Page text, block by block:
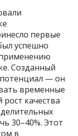
первые
успешно
Созданный
— он
временные
качества
30–40%. Этот
в